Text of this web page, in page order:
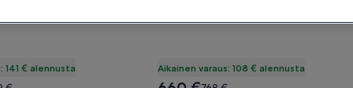
141 € alennusta Aikainen varaus: 108 € alennusta
Hinta